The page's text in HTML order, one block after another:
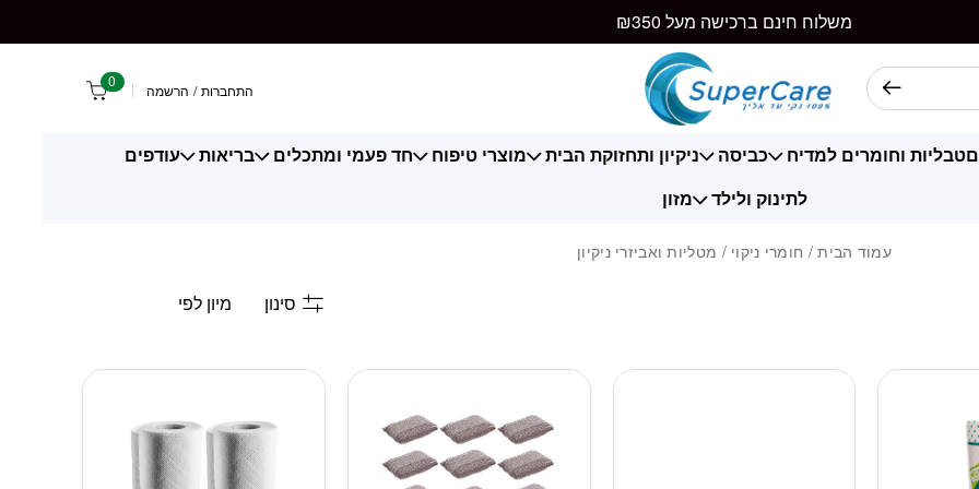
משלוח חינם ברכישה מעל ₪350
התחברות / הרשמה 0
טבליות וחומרים למדיח כביסה ניקיון ותחזוקת הבית מוצרי טיפוח חד פעמי ומתכלים בריאות
עודפים
לתינוק ולילד
מזון
עמוד הבית/ חומרי ניקוי / מטליות ואביזרי ניקיון
סינון